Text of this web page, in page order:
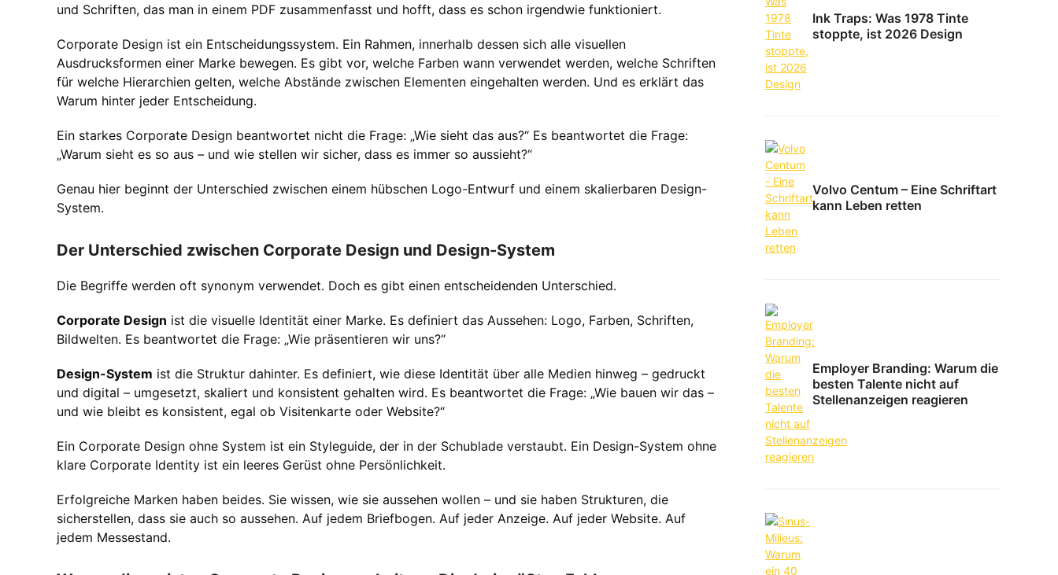
und Schriften, das man in einem PDF zusammenfasst und hofft, dass es schon irgendwie funktioniert.
Corporate Design ist ein Entscheidungssystem. Ein Rahmen, innerhalb dessen sich alle visuellen
Ausdrucksformen einer Marke bewegen. Es gibt vor, welche Farben wann verwendet werden, welche Schriften
für welche Hierarchien gelten, welche Abstände zwischen Elementen eingehalten werden. Und es erklärt das
Warum hinter jeder Entscheidung.
Ein starkes Corporate Design beantwortet nicht die Frage: „Wie sieht das aus?“ Es beantwortet die Frage:
„Warum sieht es so aus – und wie stellen wir sicher, dass es immer so aussieht?“
Genau hier beginnt der Unterschied zwischen einem hübschen Logo-Entwurf und einem skalierbaren Design-
System.
Der Unterschied zwischen Corporate Design und Design-System
Die Begriffe werden oft synonym verwendet. Doch es gibt einen entscheidenden Unterschied.
Corporate Design ist die visuelle Identität einer Marke. Es definiert das Aussehen: Logo, Farben, Schriften,
Bildwelten. Es beantwortet die Frage: „Wie präsentieren wir uns?“
Design-System ist die Struktur dahinter. Es definiert, wie diese Identität über alle Medien hinweg – gedruckt
und digital – umgesetzt, skaliert und konsistent gehalten wird. Es beantwortet die Frage: „Wie bauen wir das –
und wie bleibt es konsistent, egal ob Visitenkarte oder Website?“
Ein Corporate Design ohne System ist ein Styleguide, der in der Schublade verstaubt. Ein Design-System ohne
klare Corporate Identity ist ein leeres Gerüst ohne Persönlichkeit.
Erfolgreiche Marken haben beides. Sie wissen, wie sie aussehen wollen – und sie haben Strukturen, die
sicherstellen, dass sie auch so aussehen. Auf jedem Briefbogen. Auf jeder Anzeige. Auf jeder Website. Auf
jedem Messestand.
Ink Traps: Was 1978 Tinte
stoppte, ist 2026 Design
Volvo Centum – Eine Schriftart
kann Leben retten
Employer Branding: Warum die
besten Talente nicht auf
Stellenanzeigen reagieren